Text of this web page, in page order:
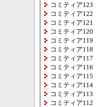
コミティア123
コミティア122
コミティア121
コミティア120
コミティア119
コミティア118
コミティア117
コミティア116
コミティア115
コミティア114
コミティア113
コミティア112